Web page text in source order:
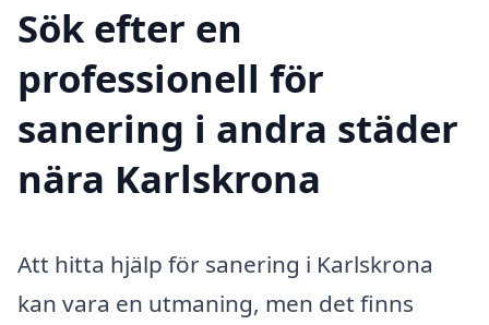
Sök efter en
professionell för
sanering i andra städer
nära Karlskrona
Att hitta hjälp för sanering i Karlskrona
kan vara en utmaning, men det finns